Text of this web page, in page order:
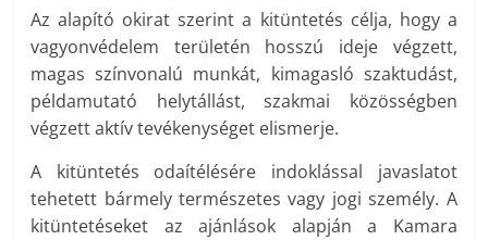
Az alapító okirat szerint a kitüntetés célja, hogy a
vagyonvédelem területén hosszú ideje végzett,
magas színvonalú munkát, kimagasló szaktudást,
példamutató helytállást, szakmai közösségben
végzett aktív tevékenységet elismerje.
A kitüntetés odaítélésére indoklással javaslatot
tehetett bármely természetes vagy jogi személy. A
kitüntetéseket az ajánlások alapján a Kamara